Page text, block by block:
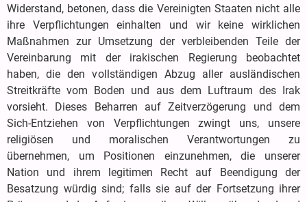
Widerstand, betonen, dass die Vereinigten Staaten nicht alle
ihre Verpflichtungen einhalten und wir keine wirklichen
Maßnahmen zur Umsetzung der verbleibenden Teile der
Vereinbarung mit der irakischen Regierung beobachtet
haben, die den vollständigen Abzug aller ausländischen
Streitkräfte vom Boden und aus dem Luftraum des Irak
vorsieht. Dieses Beharren auf Zeitverzögerung und dem
Sich-Entziehen von Verpflichtungen zwingt uns, unsere
religiösen und moralischen Verantwortungen zu
übernehmen, um Positionen einzunehmen, die unserer
Nation und ihrem legitimen Recht auf Beendigung der
Besatzung würdig sind; falls sie auf der Fortsetzung ihrer